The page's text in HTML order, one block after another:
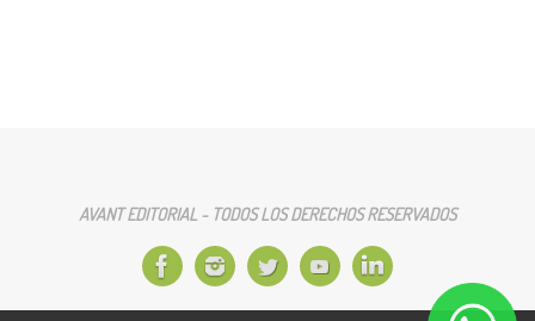
AVANT EDITORIAL - TODOS LOS DERECHOS RESERVADOS